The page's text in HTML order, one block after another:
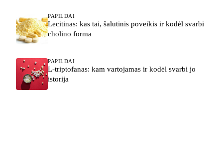
PAPILDAI
Lecitinas: kas tai, šalutinis poveikis ir kodėl svarbi
cholino forma
PAPILDAI
L-triptofanas: kam vartojamas ir kodėl svarbi jo
istorija